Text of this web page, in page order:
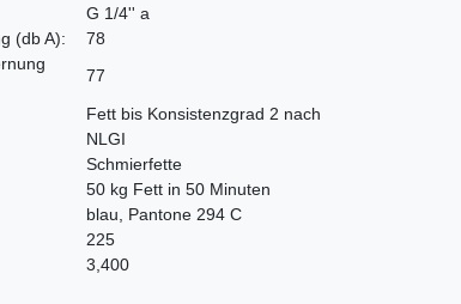
G 1/4'' a
(db A):
78
77
Fett bis Konsistenzgrad 2 nach
NLGI
Schmierfette
50 kg Fett in 50 Minuten
blau, Pantone 294 C
225
3,400